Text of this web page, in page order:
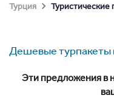
Турция
Туристические
Дешевые турпакеты
Эти предложения в